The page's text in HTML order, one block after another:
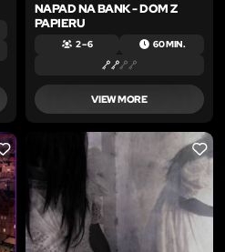
NAPAD NA BANK - DOM Z
PAPIERU
2 – 6 60 MIN.
VIEW MORE
LIKE LIKE